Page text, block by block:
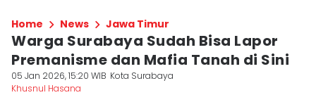
Home News Jawa Timur
Warga Surabaya Sudah Bisa Lapor
Premanisme dan Mafia Tanah di Sini
05 Jan 2026, 15:20 WIB Kota Surabaya
Khusnul Hasana